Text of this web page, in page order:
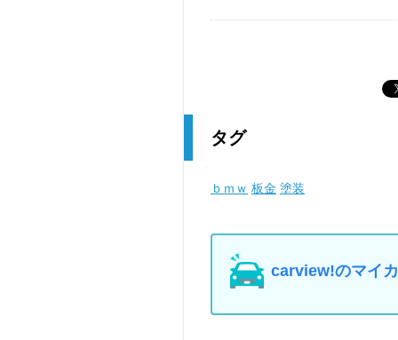
タグ
ｂｍｗ 板金 塗装
carview!のマイ